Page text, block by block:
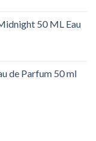
50 ML Eau
de Parfum 50 ml